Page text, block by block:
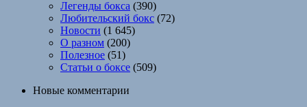
Легенды бокса (390)
Любительский бокс (72)
Новости (1 645)
О разном (200)
Полезное (51)
Статьи о боксе (509)
Новые комментарии